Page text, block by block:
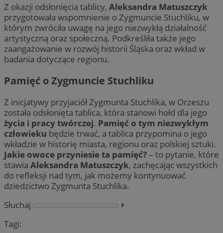
Z okazji odsłonięcia tablicy, Aleksandra Matuszczyk
przygotowała wspomnienie o Zygmuncie Stuchliku, w
którym zwróciła uwagę na jego niezwykłą działalność
artystyczną oraz społeczną. Podkreśliła także jego
zaangażowanie w rozwój historii Śląska oraz wkład w
badania dotyczące regionu.
Pamięć o Zygmuncie Stuchliku
Z inicjatywy przyjaciół Zygmunta Stuchlika, w Orzeszu
została odsłonięta tablica, która stanowi hołd dla jego
życia i pracy twórczej. Pamięć o tym niezwykłym
człowieku będzie trwać, a tablica przypomina o jego
wkładzie w historię miasta, regionu oraz polskiej sztuki.
Jakie owoce przyniesie ta pamięć?– to pytanie, które
stawia Aleksandra Matuszczyk, zachęcając wszystkich
do refleksji nad tym, jak możemy kontynuować
dziedzictwo Zygmunta Stuchlika.
Słuchaj
⏵︎
Tagi: